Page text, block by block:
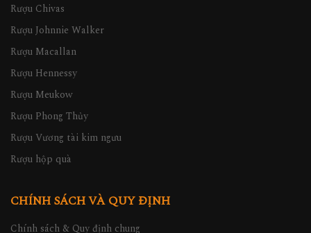
Rượu Chivas
Rượu Johnnie Walker
Rượu Macallan
Rượu Hennessy
Rượu Meukow
Rượu Phong Thủy
Rượu Vương tài kim ngưu
Rượu hộp quà
CHÍNH SÁCH VÀ QUY ĐỊNH
Chính sách & Quy định chung